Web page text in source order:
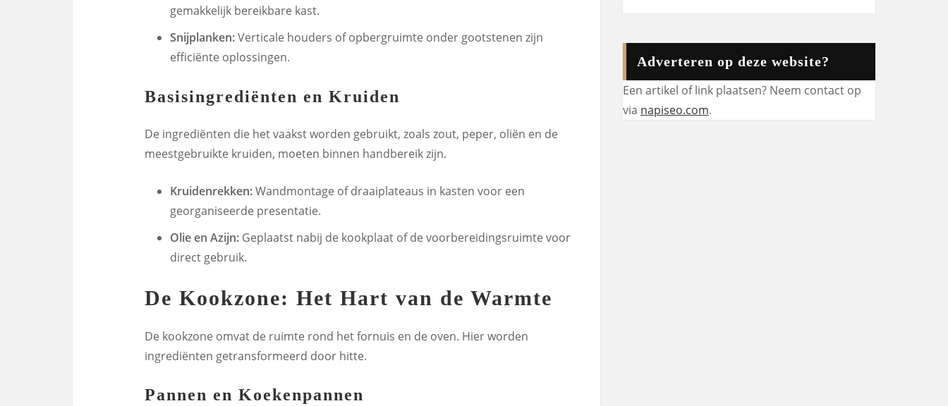
gemakkelijk bereikbare kast.
Snijplanken:Verticale houders of opbergruimte onder gootstenen zijn
efficiënte oplossingen.
Basisingrediënten en Kruiden
De ingrediënten die het vaakst worden gebruikt, zoals zout, peper, oliën en de
meestgebruikte kruiden, moeten binnen handbereik zijn.
Kruidenrekken:Wandmontage of draaiplateaus in kasten voor een
georganiseerde presentatie.
Olie en Azijn: Geplaatst nabij de kookplaat of de voorbereidingsruimte voor
direct gebruik.
De Kookzone: Het Hart van de Warmte
De kookzone omvat de ruimte rond het fornuis en de oven. Hier worden
ingrediënten getransformeerd door hitte.
Pannen en Koekenpannen
Adverteren op deze website?
Een artikel of link plaatsen? Neem contact op
via napiseo.com.